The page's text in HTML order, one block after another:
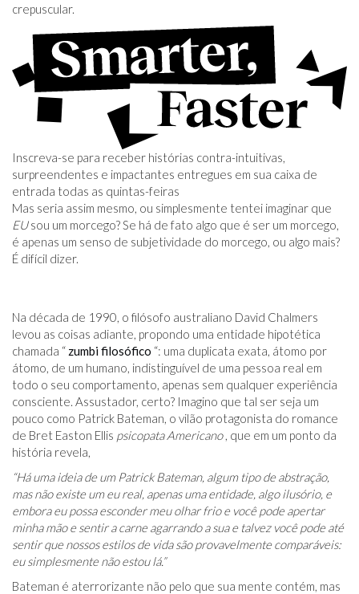
crepuscular.
Inscreva-se para receber histórias contra-intuitivas,
surpreendentes e impactantes entregues em sua caixa de
entrada todas as quintas-feiras
Mas seria assim mesmo, ou simplesmente tentei imaginar que
EUsou um morcego? Se há de fato algo que é ser um morcego,
é apenas um senso de subjetividade do morcego, ou algo mais?
É difícil dizer.
Na década de 1990, o filósofo australiano David Chalmers
levou as coisas adiante, propondo uma entidade hipotética
chamada “ zumbi filosófico “: uma duplicata exata, átomo por
átomo, de um humano, indistinguível de uma pessoa real em
todo o seu comportamento, apenas sem qualquer experiência
consciente. Assustador, certo? Imagino que tal ser seja um
pouco como Patrick Bateman, o vilão protagonista do romance
de Bret Easton Ellis psicopata Americano, que em um ponto da
história revela,
“Há uma ideia de um Patrick Bateman, algum tipo de abstração,
mas não existe um eu real, apenas uma entidade, algo ilusório, e
embora eu possa esconder meu olhar frio e você pode apertar
minha mão e sentir a carne agarrando a sua e talvez você pode até
sentir que nossos estilos de vida são provavelmente comparáveis:
eu simplesmente não estou lá.”
Bateman é aterrorizante não pelo que sua mente contém, mas